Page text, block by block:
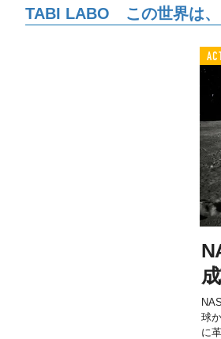
TABI LABO この世界は、
球
に